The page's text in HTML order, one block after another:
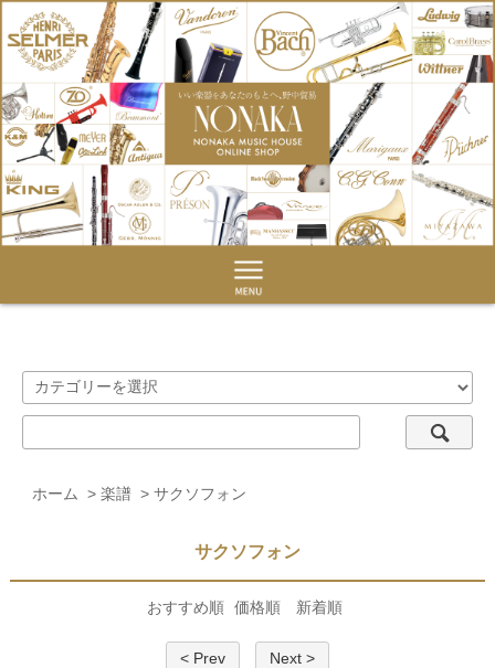
ホーム > 楽譜 > サクソフォン
サクソフォン
おすすめ順 価格順 新着順
< Prev Next >